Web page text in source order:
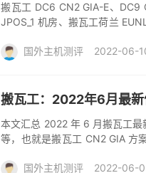
搬瓦工 DC6 CN2 GIA-E、DC9
JPOS_1 机房、搬瓦工荷兰
国外主机测评
2022-06-
搬瓦工：2022年6月最
本文汇总 2022 年 6 月搬瓦工
等，也就是搬瓦工 CN2 GIA 方
国外主机测评
2022-06-